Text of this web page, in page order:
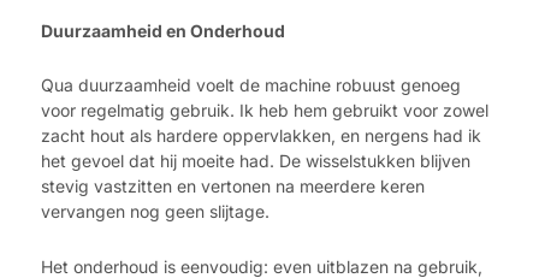
Duurzaamheid en Onderhoud
Qua duurzaamheid voelt de machine robuust genoeg
voor regelmatig gebruik. Ik heb hem gebruikt voor zowel
zacht hout als hardere oppervlakken, en nergens had ik
het gevoel dat hij moeite had. De wisselstukken blijven
stevig vastzitten en vertonen na meerdere keren
vervangen nog geen slijtage.
Het onderhoud is eenvoudig: even uitblazen na gebruik,